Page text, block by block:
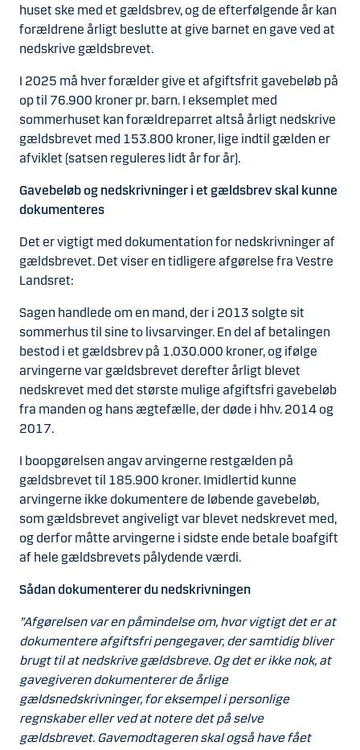
huset ske med et gældsbrev, og de efterfølgende år kan
forældrene årligt beslutte at give barnet en gave ved at
nedskrive gældsbrevet.
I 2025 må hver forælder give et afgiftsfrit gavebeløb på
op til 76.900 kroner pr. barn. I eksemplet med
sommerhuset kan forældreparret altså årligt nedskrive
gældsbrevet med 153.800 kroner, lige indtil gælden er
afviklet (satsen reguleres lidt år for år).
Gavebeløb og nedskrivninger i et gældsbrev skal kunne
dokumenteres
Det er vigtigt med dokumentation for nedskrivninger af
gældsbrevet. Det viser en tidligere afgørelse fra Vestre
Landsret:
Sagen handlede om en mand, der i 2013 solgte sit
sommerhus til sine to livsarvinger. En del af betalingen
bestod i et gældsbrev på 1.030.000 kroner, og ifølge
arvingerne var gældsbrevet derefter årligt blevet
nedskrevet med det største mulige afgiftsfri gavebeløb
fra manden og hans ægtefælle, der døde i hhv. 2014 og
2017.
I boopgørelsen angav arvingerne restgælden på
gældsbrevet til 185.900 kroner. Imidlertid kunne
arvingerne ikke dokumentere de løbende gavebeløb,
som gældsbrevet angiveligt var blevet nedskrevet med,
og derfor måtte arvingerne i sidste ende betale boafgift
af hele gældsbrevets pålydende værdi.
Sådan dokumenterer du nedskrivningen
”Afgørelsen var en påmindelse om, hvor vigtigt det er at
dokumentere afgiftsfri pengegaver, der samtidig bliver
brugt til at nedskrive gældsbreve. Og det er ikke nok, at
gavegiveren dokumenterer de årlige
gældsnedskrivninger, for eksempel i personlige
regnskaber eller ved at notere det på selve
gældsbrevet. Gavemodtageren skal også have fået